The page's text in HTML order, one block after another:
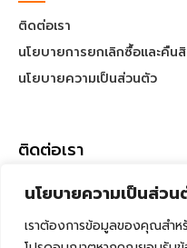
นโยบายความเป็นส่ว
เราต้องการข้อมูลของคุณสำห
ติดต่อเรา
นโยบายการยกเลิกซื้อและคืน
นโยบายความเป็นส่วนตัว
ติดต่อเรา
255 1 ถ. เจริญกรุง แขวงบ้าน
088-227-6543